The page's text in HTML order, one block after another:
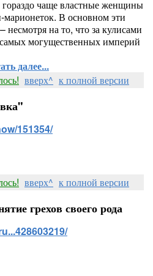
чаще властные женщины
марионеток. В основном эти
на то, что за кулисами
могущественных империй
далее...
вверх^ к полной версии
151354/
вверх^ к полной версии
грехов своего рода